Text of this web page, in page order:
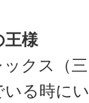
様
クス（
る時に